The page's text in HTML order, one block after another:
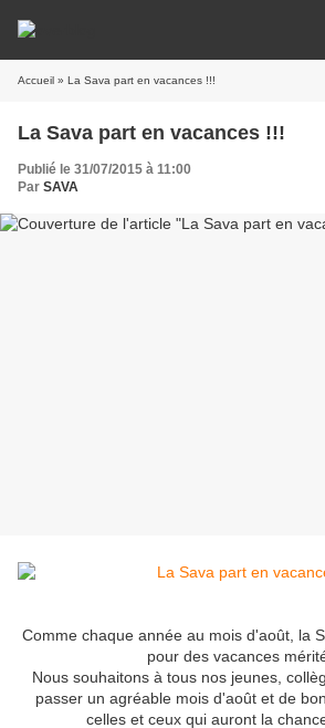
Accueil » La Sava part en vacances !!!
La Sava part en vacances !!!
Publié le 31/07/2015 à 11:00
Par SAVA
Comme chaque année au mois d'août, la
pour des vacances
Nous souhaitons à tous nos jeunes,
passer un agréable mois d'août et de
celles et ceux qui auront la